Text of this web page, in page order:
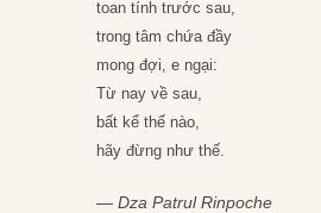
toan tính trước sau,
trong tâm chứa đầy
mong đợi, e ngại:
Từ nay về sau,
bất kể thế nào,
hãy đừng như thế.
— Dza Patrul Rinpoche